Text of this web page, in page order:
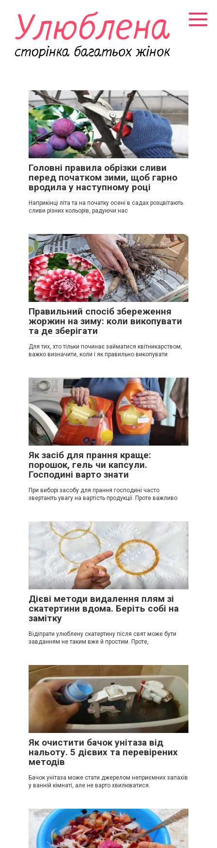
контенту
Головні правила обрізки сливи
перед початком зими, щоб гарно
вродила у наступному році
Наприкінці літа та на початку осені в садах розцвітають
сливи різних кольорів, радуючи нас
Правильний спосіб збереження
жоржин на зиму: коли викопувати
та де зберігати
Для тих, хто тільки починає займатися квітникарством,
важко визначити, коли і як правильно викопувати
Як засіб для прання краще:
порошок, гель чи капсули.
Господині варто знати
При виборі засобу для прання господині часто
звертають увагу на вартість продукції. Проте важливо
Дієві методи видалення плям зі
скатертини вдома. Беріть собі на
замітку
Відіпрати улюблену скатертину після свят може бути
завданням не таким вже й простим. Проте,
Як очистити бачок унітаза від
нальоту. 5 дієвих та перевірених
методів
Бачок унітаза може стати джерелом неприємних запахів
у ванній кімнаті, але не варто хвилюватися.